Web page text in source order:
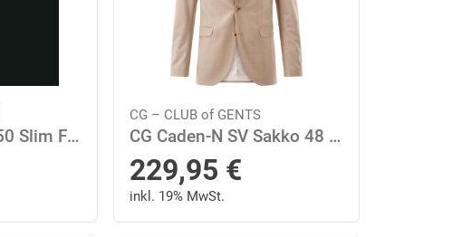
CG Cedric Hose 50 Slim Fit - Blau
CG – CLUB of GENTS
CG Caden-N SV Sakko 48 Oversize Fit - Beige
229,95 €
inkl. 19% MwSt.